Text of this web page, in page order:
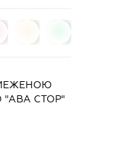
"АВА СТОР"